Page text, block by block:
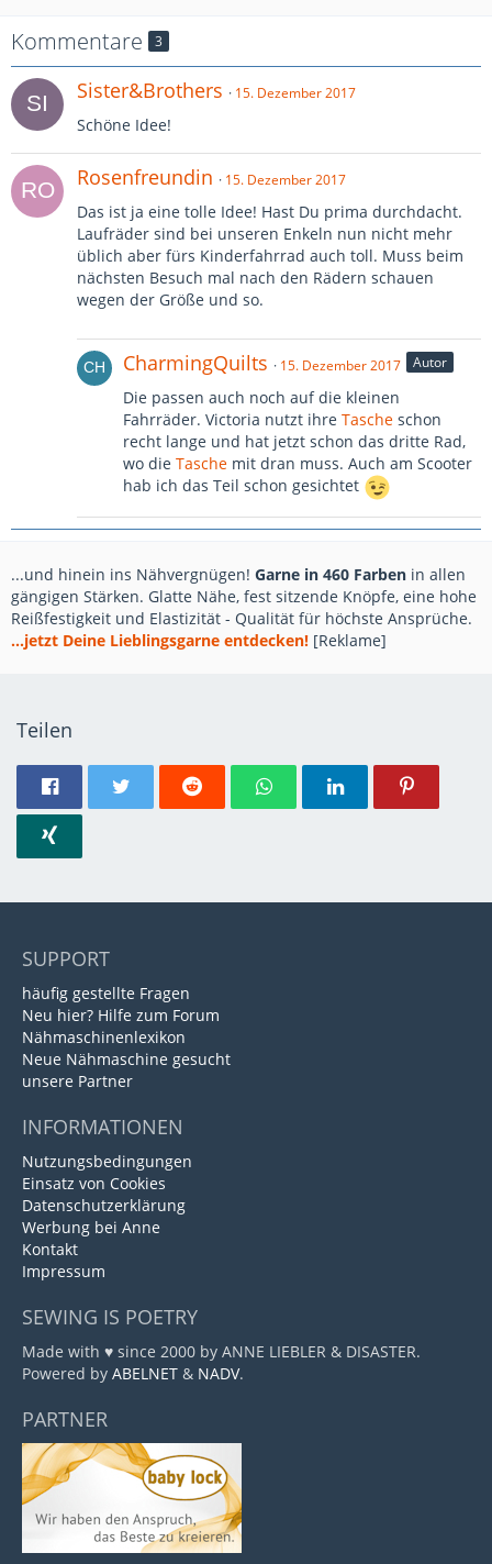
Kommentare 3
Sister&Brothers 15. Dezember 2017
Schöne Idee!
Rosenfreundin 15. Dezember 2017
Das ist ja eine tolle Idee! Hast Du prima durchdacht.
Laufräder sind bei unseren Enkeln nun nicht mehr
üblich aber fürs Kinderfahrrad auch toll. Muss beim
nächsten Besuch mal nach den Rädern schauen
wegen der Größe und so.
CharmingQuilts 15. Dezember 2017 Autor
Die passen auch noch auf die kleinen
Fahrräder. Victoria nutzt ihre Tasche schon
recht lange und hat jetzt schon das dritte Rad,
wo die Tasche mit dran muss. Auch am Scooter
hab ich das Teil schon gesichtet
...und hinein ins Nähvergnügen! Garne in 460 Farben in allen
gängigen Stärken. Glatte Nähe, fest sitzende Knöpfe, eine hohe
Reißfestigkeit und Elastizität - Qualität für höchste Ansprüche.
...jetzt Deine Lieblingsgarne entdecken! [Reklame]
Teilen
SUPPORT
häufig gestellte Fragen
Neu hier? Hilfe zum Forum
Nähmaschinenlexikon
Neue Nähmaschine gesucht
unsere Partner
INFORMATIONEN
Nutzungsbedingungen
Einsatz von Cookies
Datenschutzerklärung
Werbung bei Anne
Kontakt
Impressum
SEWING IS POETRY
Made with ♥ since 2000 by ANNE LIEBLER & DISASTER.
Powered by ABELNET & NADV.
PARTNER